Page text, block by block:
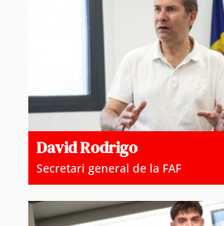
David Rodrigo
Secretari general de la FAF